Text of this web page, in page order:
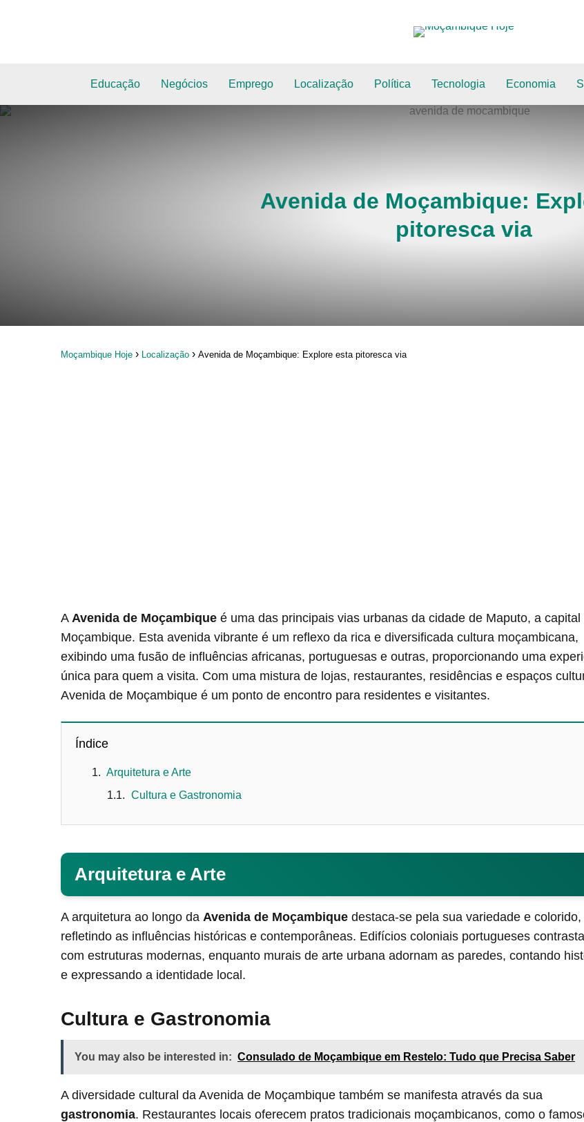
Educação Negócios Emprego Localização Política Tecnologia Economia
Avenida de Moçambique:
pitoresca via
Moçambique Hoje Localização Avenida de Moçambique: Explore esta pitoresca via
A Avenida de Moçambique é uma das principais vias urbanas da cidade de Maputo, a capital
Moçambique. Esta avenida vibrante é um reflexo da rica e diversificada cultura moçambicana,
exibindo uma fusão de influências africanas, portuguesas e outras, proporcionando uma
única para quem a visita. Com uma mistura de lojas, restaurantes, residências e espaços
Avenida de Moçambique é um ponto de encontro para residentes e visitantes.
Índice
Arquitetura e Arte
Cultura e Gastronomia
Arquitetura e Arte
A arquitetura ao longo da Avenida de Moçambique destaca-se pela sua variedade e colorido,
refletindo as influências históricas e contemporâneas. Edifícios coloniais portugueses
com estruturas modernas, enquanto murais de arte urbana adornam as paredes, contando
e expressando a identidade local.
Cultura e Gastronomia
You may also be interested in: Consulado de Moçambique em Restelo: Tudo que Precisa Saber
A diversidade cultural da Avenida de Moçambique também se manifesta através da sua
gastronomia. Restaurantes locais oferecem pratos tradicionais moçambicanos, como o